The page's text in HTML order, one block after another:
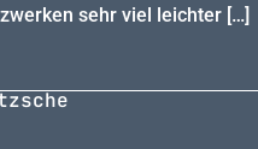
sehr viel leichter […]